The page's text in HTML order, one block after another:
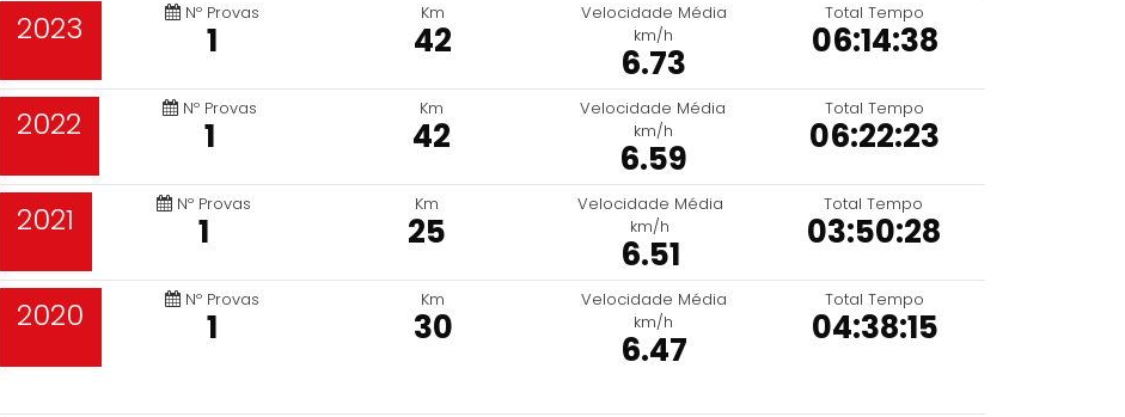
2023 Nº Provas
1
Km
42
Velocidade Média
km/h
6.73
Total Tempo
06:14:38
2022 Nº Provas
1
Km
42
Velocidade Média
km/h
6.59
Total Tempo
06:22:23
2021 Nº Provas
1
Km
25
Velocidade Média
km/h
6.51
Total Tempo
03:50:28
2020 Nº Provas
1
Km
30
Velocidade Média
km/h
6.47
Total Tempo
04:38:15